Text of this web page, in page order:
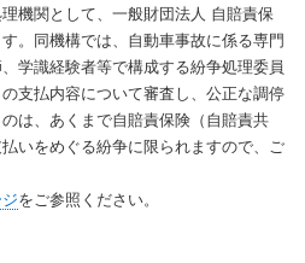
機関として、一般財団法人 自賠責保
。同機構では、自動車事故に係る専門
学識経験者等で構成する紛争処理委員
支払内容について審査し、公正な調停
は、あくまで自賠責保険（自賠責共
いをめぐる紛争に限られますので、ご
をご参照ください。